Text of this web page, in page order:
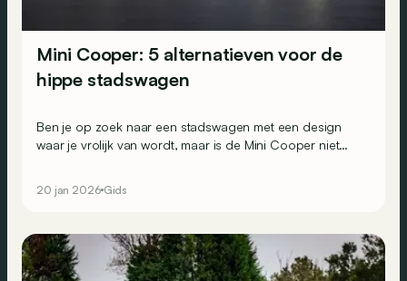
Mini Cooper: 5 alternatieven voor de
hippe stadswagen
Ben je op zoek naar een stadswagen met een design
waar je vrolijk van wordt, maar is de Mini Cooper niet
20 jan 2026 Gids